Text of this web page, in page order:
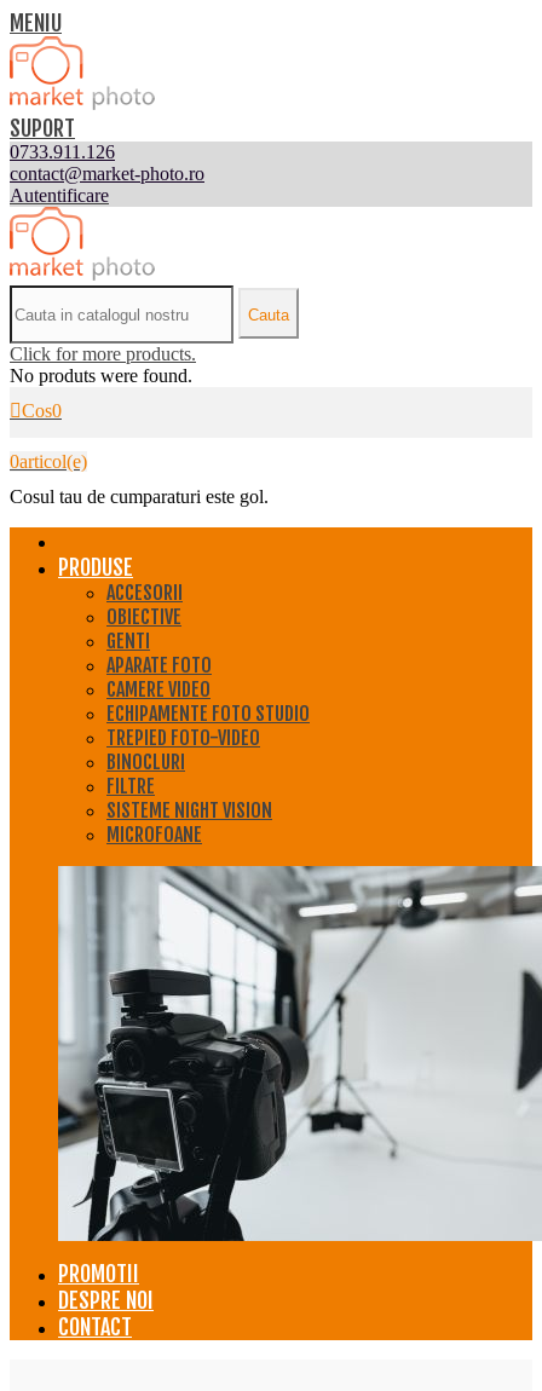
MENIU
SUPORT
0733.911.126
contact@market-photo.ro
Autentificare
Cauta
Click for more products.
No produts were found.
Cos0
0articol(e)
Cosul tau de cumparaturi este gol.
PRODUSE
ACCESORII
OBIECTIVE
GENTI
APARATE FOTO
CAMERE VIDEO
ECHIPAMENTE FOTO STUDIO
TREPIED FOTO-VIDEO
BINOCLURI
FILTRE
SISTEME NIGHT VISION
MICROFOANE
PROMOTII
DESPRE NOI
CONTACT